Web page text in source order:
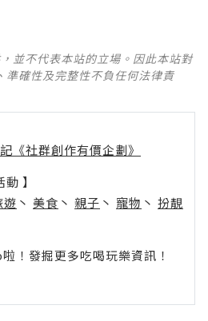
並不代表本站的立場。因此本站對
準確性及完整性不負任何法律責
《社群創作有價企劃》
】
遊 丶 美食 丶 親子 丶 寵物 丶 扮靚
！發掘更多吃喝玩樂資訊！